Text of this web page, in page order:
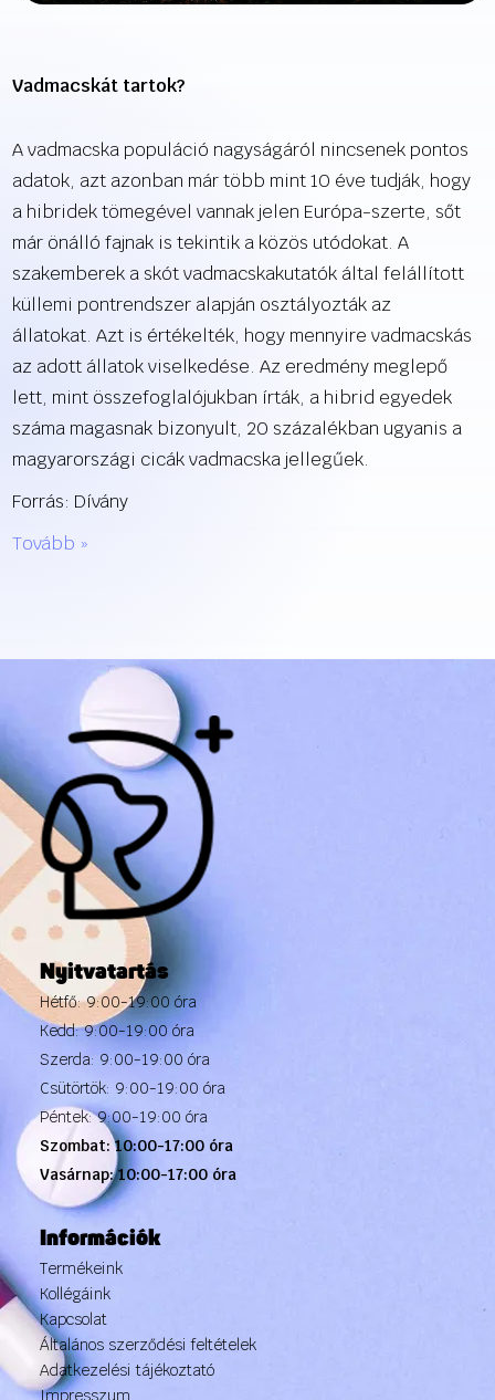
Vadmacskát tartok?
A vadmacska populáció nagyságáról nincsenek pontos
adatok, azt azonban már több mint 10 éve tudják, hogy
a hibridek tömegével vannak jelen Európa-szerte, sőt
már önálló fajnak is tekintik a közös utódokat. A
szakemberek a skót vadmacskakutatók által felállított
küllemi pontrendszer alapján osztályozták az
állatokat. Azt is értékelték, hogy mennyire vadmacskás
az adott állatok viselkedése. Az eredmény meglepő
lett, mint összefoglalójukban írták, a hibrid egyedek
száma magasnak bizonyult, 20 százalékban ugyanis a
magyarországi cicák vadmacska jellegűek.
Forrás: Dívány
Tovább »
Nyitvatartás
Hétfő: 9:00-19:00 óra
Kedd: 9:00-19:00 óra
Szerda: 9:00-19:00 óra
Csütörtök: 9:00-19:00 óra
Péntek: 9:00-19:00 óra
Szombat: 10:00-17:00 óra
Vasárnap: 10:00-17:00 óra
Információk
Termékeink
Kollégáink
Kapcsolat
Általános szerződési feltételek
Adatkezelési tájékoztató
Impresszum